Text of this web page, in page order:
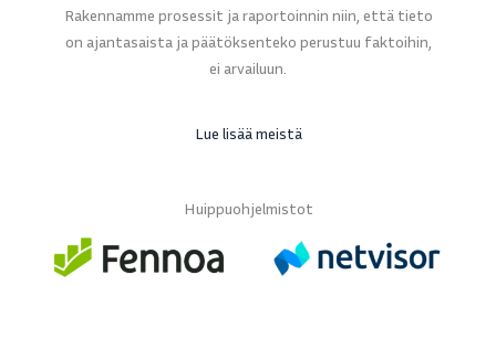
Rakennamme prosessit ja raportoinnin niin, että tieto
on ajantasaista ja päätöksenteko perustuu faktoihin,
ei arvailuun.
Lue lisää meistä
Huippuohjelmistot